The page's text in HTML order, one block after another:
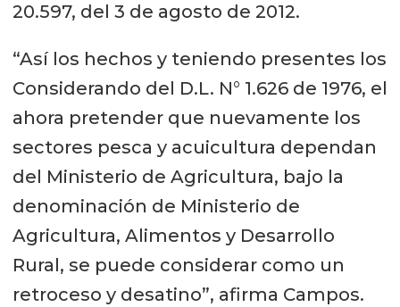
20.597, del 3 de agosto de 2012.
“Así los hechos y teniendo presentes los
Considerando del D.L. N° 1.626 de 1976, el
ahora pretender que nuevamente los
sectores pesca y acuicultura dependan
del Ministerio de Agricultura, bajo la
denominación de Ministerio de
Agricultura, Alimentos y Desarrollo
Rural, se puede considerar como un
retroceso y desatino”, afirma Campos.